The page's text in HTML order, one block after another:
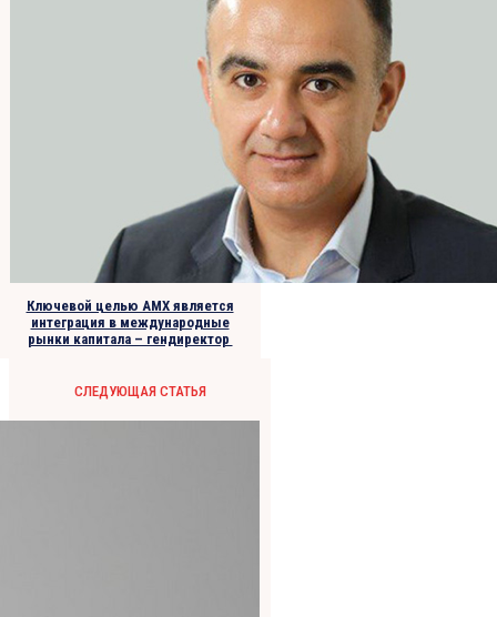
Ключевой целью AMX является
интеграция в международные
рынки капитала – гендиректор
СЛЕДУЮЩАЯ СТАТЬЯ